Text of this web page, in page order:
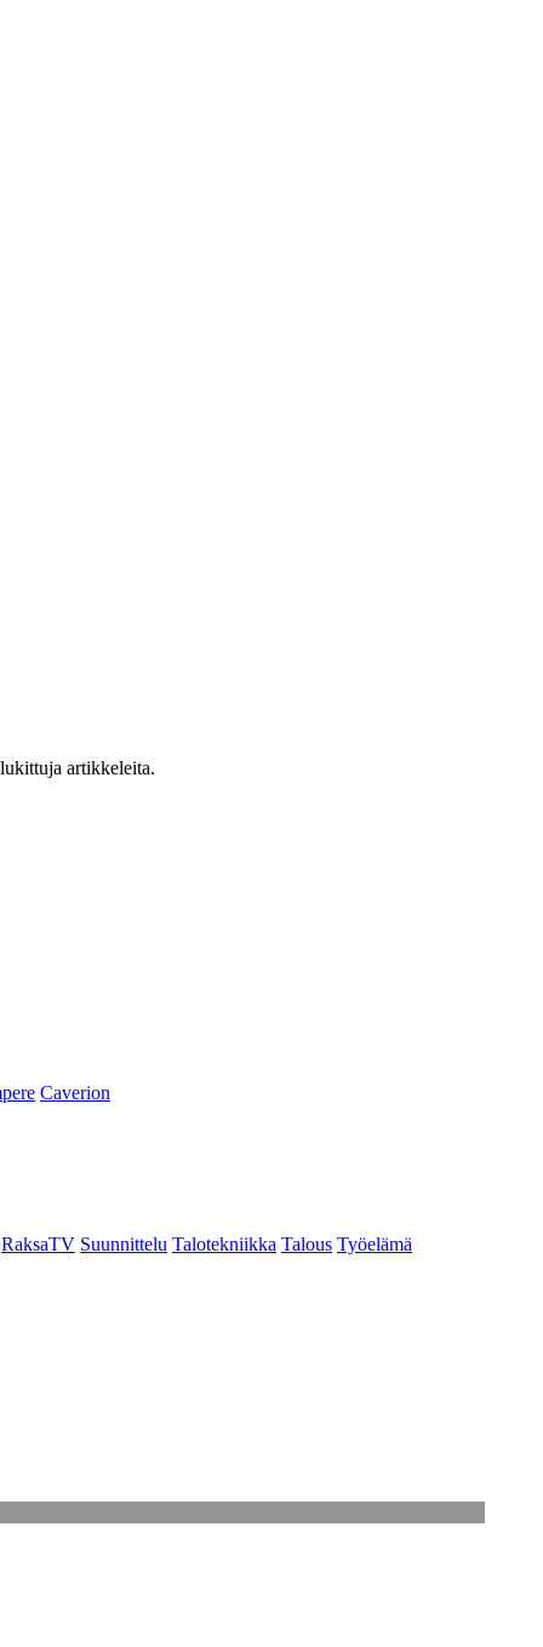
artikkeleita.
Caverion
RaksaTV Suunnittelu Talotekniikka Talous Työelämä